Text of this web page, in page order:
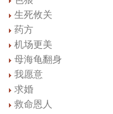
生死攸关
药方
机场更美
母海龟翻身
我愿意
求婚
救命恩人